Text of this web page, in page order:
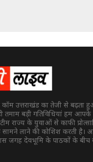
कॉम उत्तराखंड का तेजी से बढ़ता
तमाम बड़ी गतिविधियां हम आपके
टीम राज्य के युवाओं से काफी
सामने लाने की कोशिश करती है।
जगह देवभूमि के पाठकों के बीच